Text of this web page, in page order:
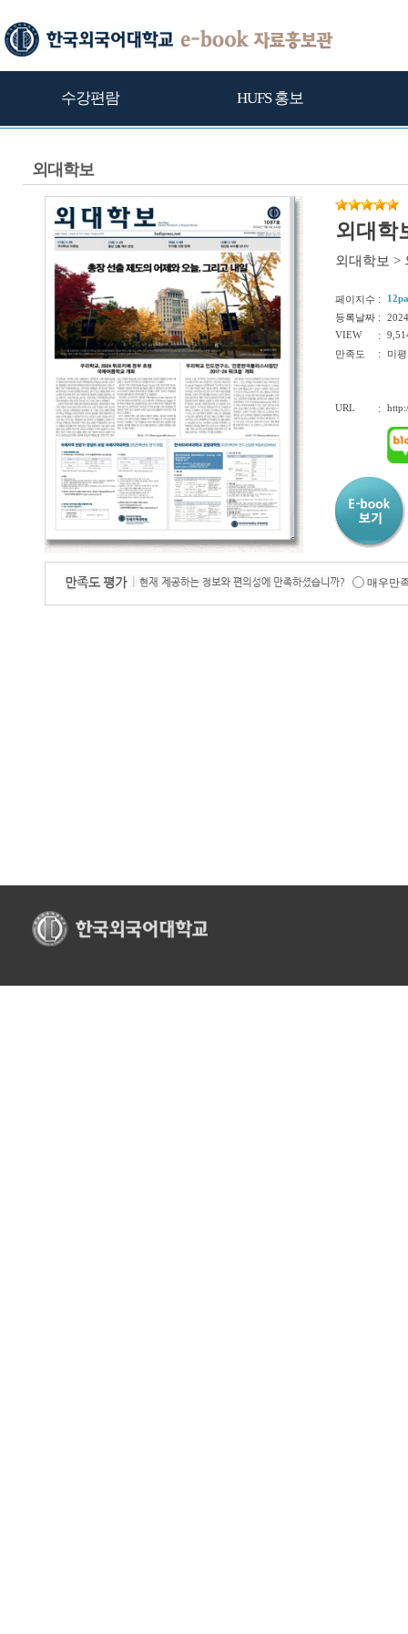
수강편람 HUFS 홍보
외대학보
외대학
외대학보 >
페이지수 :
등록날짜 :
VIEW
:
만족도
: 미
URL :
매우만